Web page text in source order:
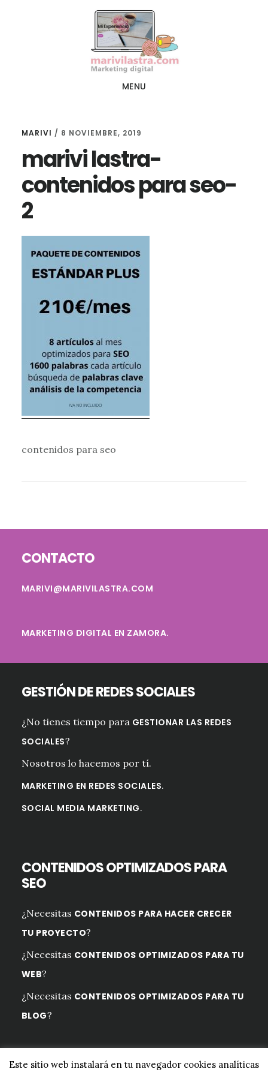
MENU
MARIVI / 8 NOVIEMBRE, 2019
marivi lastra-
contenidos para seo-
2
contenidos para seo
CONTACTO
MARIVI@MARIVILASTRA.COM
MARKETING DIGITAL EN ZAMORA.
GESTIÓN DE REDES SOCIALES
¿No tienes tiempo para GESTIONAR LAS REDES
SOCIALES?
Nosotros lo hacemos por tí.
MARKETING EN REDES SOCIALES.
SOCIAL MEDIA MARKETING.
CONTENIDOS OPTIMIZADOS PARA
SEO
¿Necesitas CONTENIDOS PARA HACER CRECER
TU PROYECTO?
¿Necesitas CONTENIDOS OPTIMIZADOS PARA TU
WEB?
¿Necesitas CONTENIDOS OPTIMIZADOS PARA TU
BLOG?
Este sitio web instalará en tu navegador cookies analíticas